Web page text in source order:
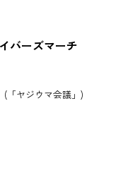
バーズマーチ
(「ヤジウマ会議」)